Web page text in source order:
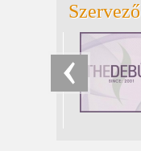
Szervező